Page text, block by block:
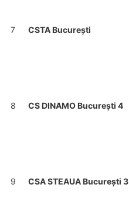
7 CSTA București
8 CS DINAMO București 4
9 CSA STEAUA București 3